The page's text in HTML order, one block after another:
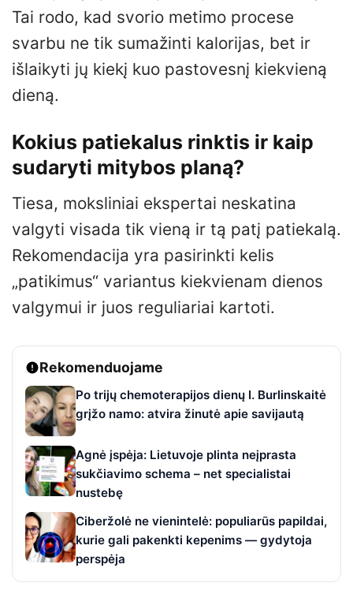
Tai rodo, kad svorio metimo procese
svarbu ne tik sumažinti kalorijas, bet ir
išlaikyti jų kiekį kuo pastovesnį kiekvieną
dieną.
Kokius patiekalus rinktis ir kaip
sudaryti mitybos planą?
Tiesa, moksliniai ekspertai neskatina
valgyti visada tik vieną ir tą patį patiekalą.
Rekomendacija yra pasirinkti kelis
„patikimus“ variantus kiekvienam dienos
valgymui ir juos reguliariai kartoti.
Rekomenduojame
Po trijų chemoterapijos dienų I. Burlinskaitė
grįžo namo: atvira žinutė apie savijautą
Agnė įspėja: Lietuvoje plinta neįprasta
sukčiavimo schema – net specialistai
nustebę
Ciberžolė ne vienintelė: populiarūs papildai,
kurie gali pakenkti kepenims — gydytoja
perspėja